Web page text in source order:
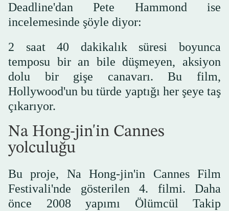
Deadline'dan Pete Hammond ise
incelemesinde şöyle diyor:
2 saat 40 dakikalık süresi boyunca
temposu bir an bile düşmeyen, aksiyon
dolu bir gişe canavarı. Bu film,
Hollywood'un bu türde yaptığı her şeye taş
çıkarıyor.
Na Hong-jin'in Cannes
yolculuğu
Bu proje, Na Hong-jin'in Cannes Film
Festivali'nde gösterilen 4. filmi. Daha
önce 2008 yapımı Ölümcül Takip